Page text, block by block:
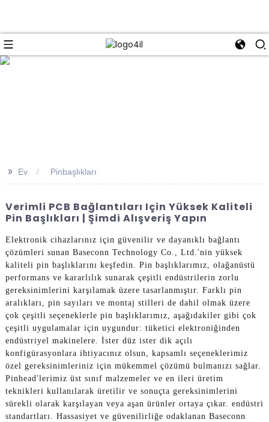
>> Ev Pinbaşlıkları
Verimli PCB Bağlantıları Için Yüksek Kaliteli
Pin Başlıkları | Şimdi Alışveriş Yapın
Elektronik cihazlarınız için güvenilir ve dayanıklı bağlantı
çözümleri sunan Baseconn Technology Co., Ltd.'nin yüksek
kaliteli pin başlıklarını keşfedin. Pin başlıklarımız, olağanüstü
performans ve kararlılık sunarak çeşitli endüstrilerin zorlu
gereksinimlerini karşılamak üzere tasarlanmıştır. Farklı pin
aralıkları, pin sayıları ve montaj stilleri de dahil olmak üzere
çok çeşitli seçeneklerle pin başlıklarımız, aşağıdakiler gibi çok
çeşitli uygulamalar için uygundur: tüketici elektroniğinden
endüstriyel makinelere. İster düz ister dik açılı
konfigürasyonlara ihtiyacınız olsun, kapsamlı seçeneklerimiz
özel gereksinimleriniz için mükemmel çözümü bulmanızı sağlar.
Pinhead'lerimiz üst sınıf malzemeler ve en ileri üretim
teknikleri kullanılarak üretilir ve sonuçta gereksinimlerini
sürekli olarak karşılayan veya aşan ürünler ortaya çıkar. endüstri
standartları. Hassasiyet ve güvenilirliğe odaklanan Baseconn